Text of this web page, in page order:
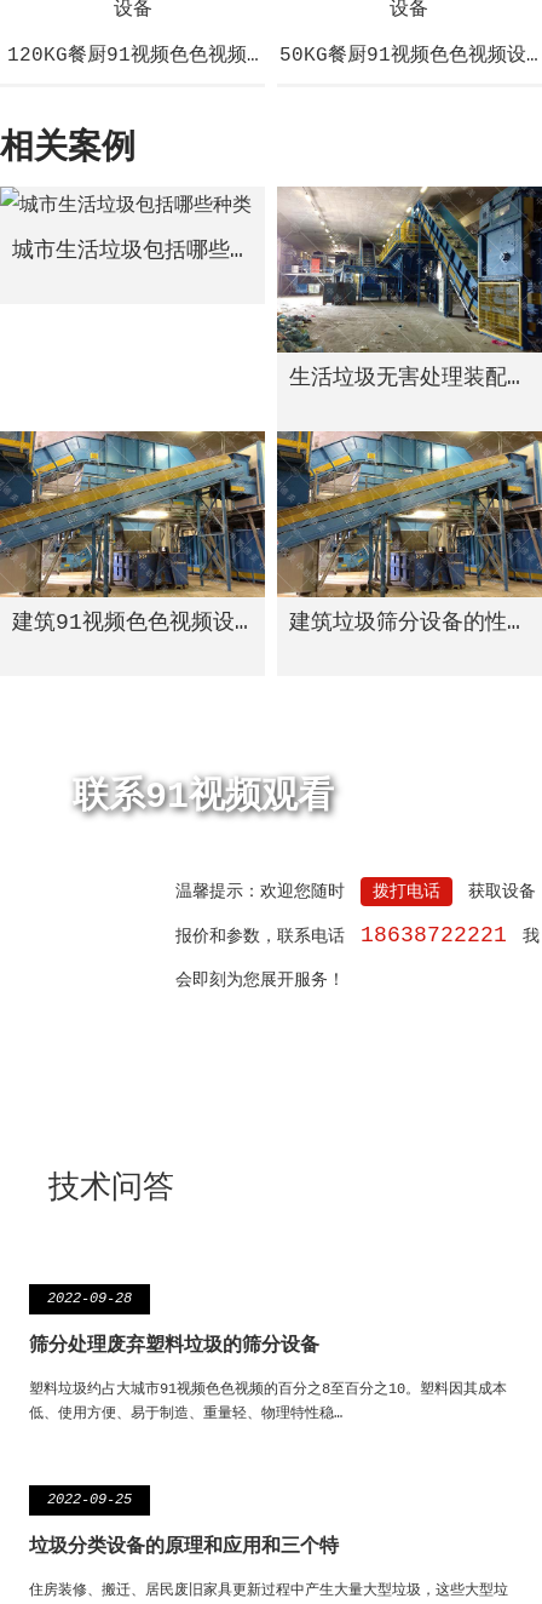
120KG餐厨91视频色色视频设备50KG餐厨91视频色色视频设
相关案例
城市生活垃圾包括哪些种类
生活垃圾无害处理装配线
建筑91视频色色视频设备的可循环经济模式
建筑垃圾筛分设备的性能
联系91视频观看
温馨提示：欢迎您随时 拨打电话 获取设备
报价和参数，联系电话 18638722221
会即刻为您展开服务！
技术问答
2022-09-28
筛分处理废弃塑料垃圾的筛分设备
塑料垃圾约占大城市91视频色色视频的百分之8至百分之10。塑料因其成本
低、使用方便、易于制造、重量轻、物理特性稳…
2022-09-25
垃圾分类设备的原理和应用和三个特
住房装修、搬迁、居民废旧家具更新过程中产生大量大型垃圾，这些大型垃